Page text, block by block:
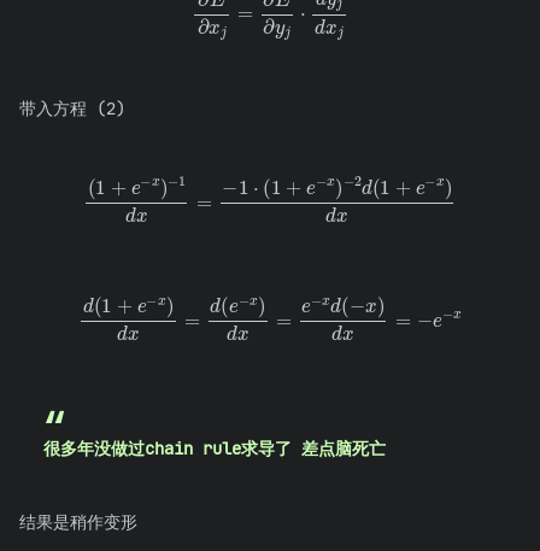
j=∂ E ∂yj ⋅dy
带入方程 (2)
(1+e−x )−1dx=−1⋅(1+e−x)
− 2d(1+e−x)dx
+e−x)dx =d (e−x )dx=e−xd ( −x)d
e−x
很多年没做过chain rule求导了 差点脑死亡
结果是稍作变形